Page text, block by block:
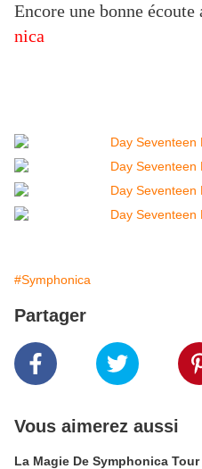
Encore une bonne
nica
#Symphonica
Partager
Vous aimerez aussi
La Magie De Symphonica Tour